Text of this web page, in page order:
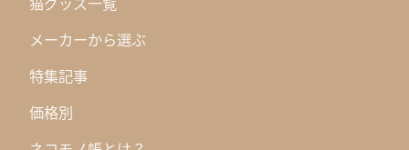
メーカーから選ぶ
特集記事
価格別